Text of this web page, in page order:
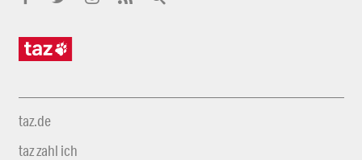
taz.de
taz zahl ich